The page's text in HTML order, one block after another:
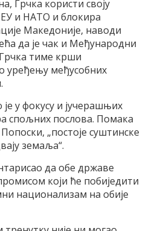
Грчка користи своју
и НАТО и блокира
Македоније, наводи
да је чак и Међународни
тиме крши
уређењу међусобних
у фокусу и јучерашњих
спољних послова. Помака
„постоје суштинске
земаља“.
да обе државе
који ће побиједити
национализам на обије